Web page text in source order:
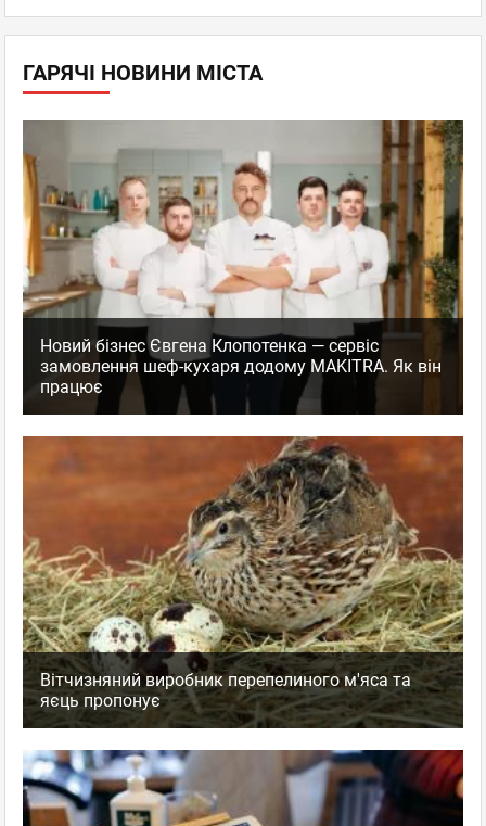
ГАРЯЧІ НОВИНИ МІСТА
Новий бізнес Євгена Клопотенка — сервіс
замовлення шеф-кухаря додому MAKITRA. Як він
працює
Вітчизняний виробник перепелиного м'яса та
яєць пропонує